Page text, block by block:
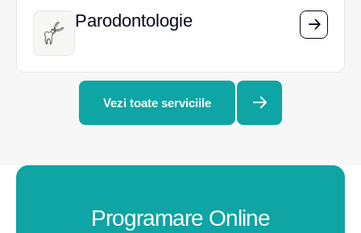
Parodontologie
Parodontologie
Vezi toate serviciile
Programare Online